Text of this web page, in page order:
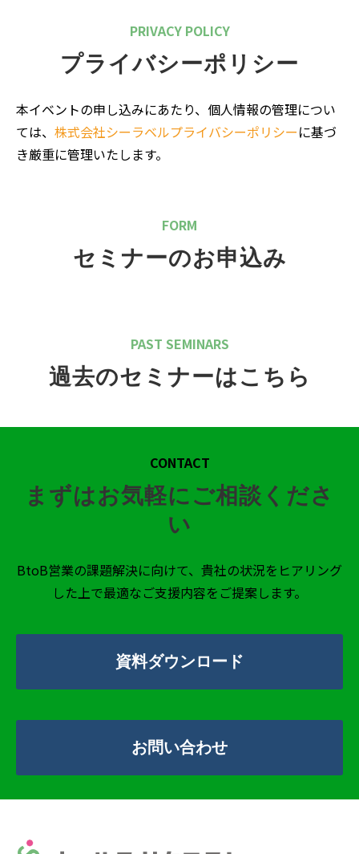
PRIVACY POLICY
プライバシーポリシー
本イベントの申し込みにあたり、個人情報の管理につい
ては、 株式会社シーラベルプライバシーポリシーに基づ
き厳重に管理いたします。
FORM
セミナーのお申込み
PAST SEMINARS
過去のセミナーはこちら
CONTACT
まずはお気軽にご相談くださ
い
BtoB営業の課題解決に向けて、貴社の状況をヒアリング
した上で最適なご支援内容をご提案します。
資料ダウンロード
お問い合わせ